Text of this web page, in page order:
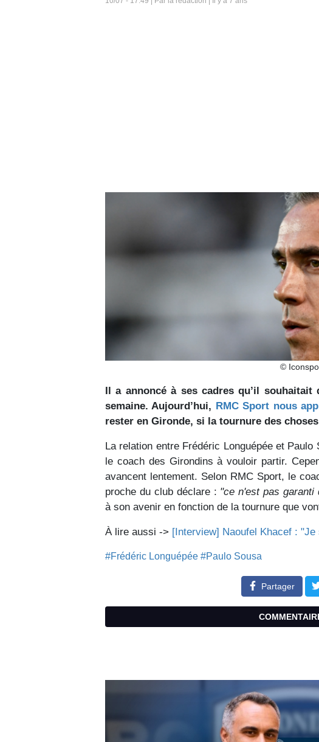
©
Il a annoncé à ses cadres qu’il
semaine. Aujourd’hui, RMC Sport nous
rester en Gironde, si la tournure des
La relation entre Frédéric Longuépée et
le coach des Girondins à vouloir partir.
avancent lentement. Selon RMC Sport, le
proche du club déclare : "ce n'est pas garanti
à son avenir en fonction de la tournure que
À lire aussi -> [Interview] Naoufel Khacef :
#Frédéric Longuépée #Paulo Sousa
Partager